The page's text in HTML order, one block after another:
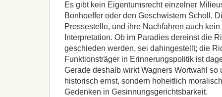
Es gibt kein Eigentumsrecht einzelner
Bonhoeffer oder den Geschwistern Scholl.
Pressestelle, und ihre Nachfahren auch
Interpretation. Ob im Paradies dereinst die
geschieden werden, sei dahingestellt; die
Funktionsträger in Erinnerungspolitik ist
Gerade deshalb wirkt Wagners Wortwahl so
historisch ernst, sondern hoheitlich
Gedenken in Gesinnungsgerichtsbarkeit.